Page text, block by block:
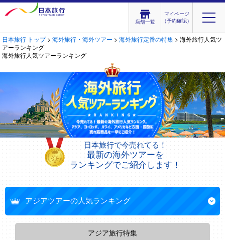
店舗一覧
マイページ
（予約確認）
日本旅行 トップ>海外旅行・海外ツアー >海外旅行定番の特集 > 海外旅行人気ツ
アーランキング
海外旅行人気ツアーランキング
日本旅行で今売れてる！
最新の海外ツアーを
ランキングでご紹介します！
アジアツアーの人気ランキング
アジア旅行特集